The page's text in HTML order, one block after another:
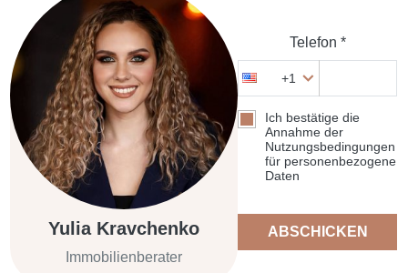
Yulia Kravchenko
Immobilienberater
Telefon *
+1
Ich bestätige die
Annahme der
Nutzungsbedingungen
für personenbezogene
Daten
ABSCHICKEN